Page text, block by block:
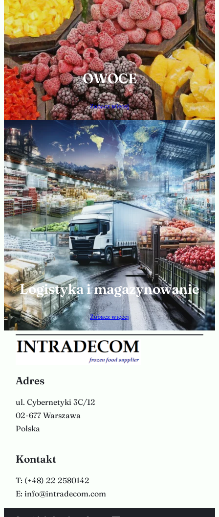
OWOCE
Zobacz więcej
Logistyka i magazynowanie
Zobacz więcej
Adres
ul. Cybernetyki 3C/12
02-677 Warszawa
Polska
Kontakt
T: (+48) 22 2580142
E: info@intradecom.com